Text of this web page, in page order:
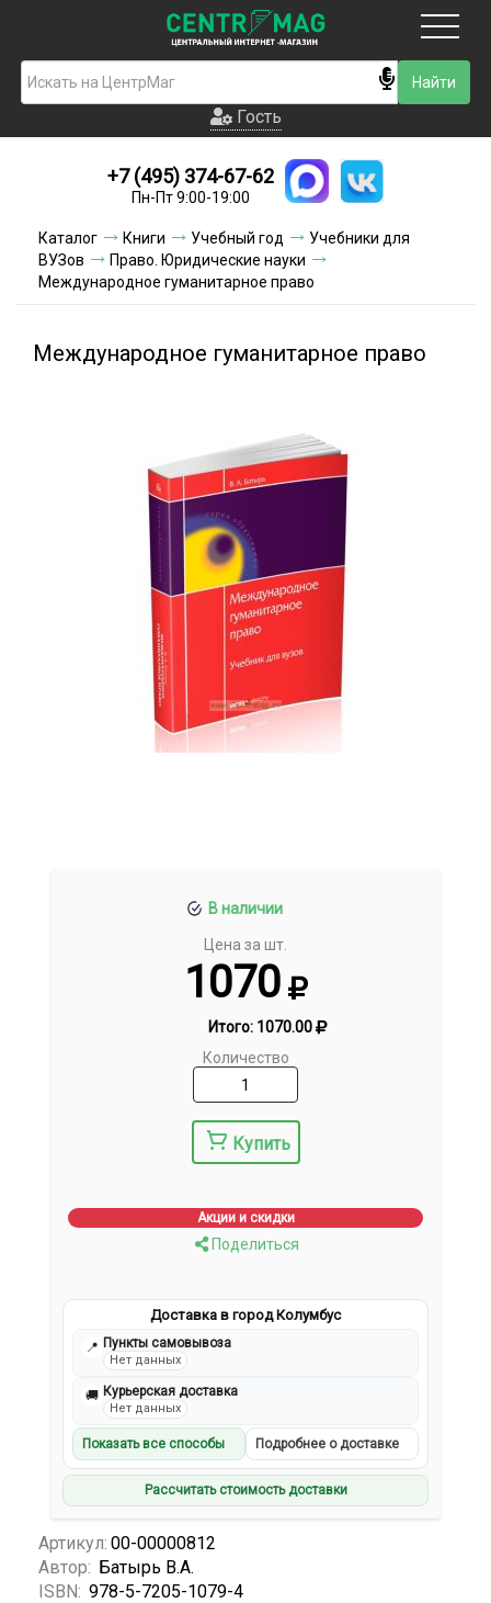
Гость
Новинки
Условия доставки
Условия оплаты
Гость
+7 (495) 374-67-62
Пн-Пт 9:00-19:00
Каталог Книги Учебный год
Учебники для
ВУЗов
Право. Юридические науки
Международное гуманитарное право
Международное гуманитарное право
В наличии
Цена за шт.
1070
Итого: 1070.00
Количество
Купить
Акции и скидки
Поделиться
Доставка в город Колумбус
📍 Пункты самовывоза
Нет данных
🚚 Курьерская доставка
Нет данных
Показать все способы Подробнее о доставке
Рассчитать стоимость доставки
Артикул: 00-00000812
Автор: Батырь В.А.
ISBN: 978-5-7205-1079-4